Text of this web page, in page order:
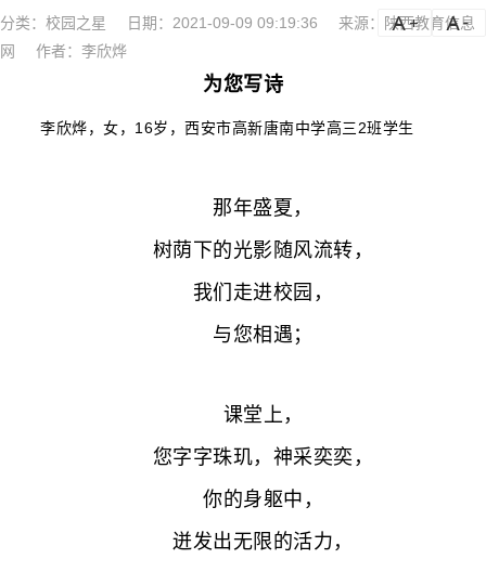
分类： 校园之星 日期：2021-09-09 09:19:36
来源：陕西教育信息
网
作者：李欣烨
a a-
为您写诗
李欣烨，女，16岁，西安市高新唐南中学高三2班学生
那年盛夏，
树荫下的光影随风流转，
我们走进校园，
与您相遇；
课堂上，
您字字珠玑，神采奕奕，
你的身躯中，
迸发出无限的活力，